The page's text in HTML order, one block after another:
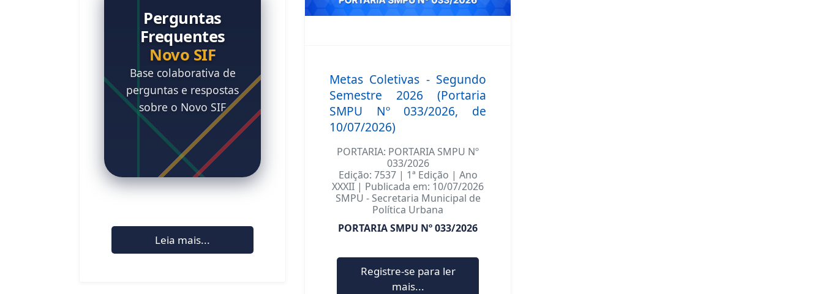
Perguntas
Frequentes
Novo SIF
Base colaborativa de
perguntas e respostas
sobre o Novo SIF
Leia mais...
Metas Coletivas - Segundo
Semestre 2026 (Portaria
SMPU Nº 033/2026, de
10/07/2026)
PORTARIA: PORTARIA SMPU Nº
033/2026
Edição: 7537 | 1ª Edição | Ano
XXXII | Publicada em: 10/07/2026
SMPU - Secretaria Municipal de
Política Urbana
PORTARIA SMPU Nº 033/2026
Registre-se para ler
mais...